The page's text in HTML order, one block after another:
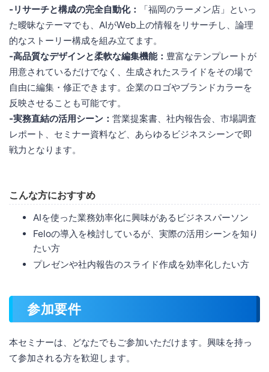
-リサーチと構成の完全自動化：
「福岡のラーメン店」といっ
た曖昧なテーマでも、AIがWeb上の情報をリサーチし、論理
的なストーリー構成を組み立てます。
-高品質なデザインと柔軟な編集機能： 豊富なテンプレートが
用意されているだけでなく、生成されたスライドをその場で
自由に編集・修正できます。企業のロゴやブランドカラーを
反映させることも可能です。
-実務直結の活用シーン： 営業提案書、社内報告会、市場調査
レポート、セミナー資料など、あらゆるビジネスシーンで即
戦力となります。
こんな方におすすめ
AIを使った業務効率化に興味があるビジネスパーソン
Feloの導入を検討しているが、実際の活用シーンを知り
たい方
プレゼンや社内報告のスライド作成を効率化したい方
参加要件
本セミナーは、どなたでもご参加いただけます。興味を持っ
て参加される方を歓迎します。